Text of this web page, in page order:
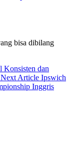
bisa dibilang
dan
Next Article Next
Post:
Ipswich
Inggris